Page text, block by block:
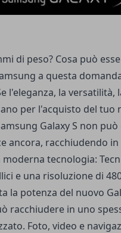
di peso? Cosa può
a questa
l'eleganza, la versatilità,
per l'acquisto del tuo
Galaxy S non può
ancora, racchiudendo in
tecnologia:
e una risoluzione di
la potenza del nuovo
racchiudere in uno
Foto, video e